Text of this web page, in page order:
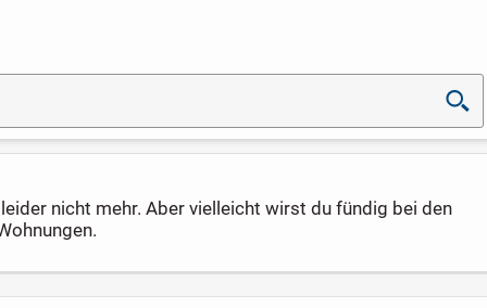
nicht mehr. Aber vielleicht wirst du fündig bei den